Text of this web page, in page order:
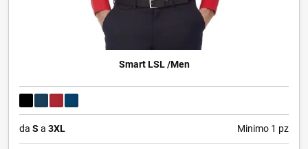
Smart LSL /Men
da S a 3XL Minimo 1 pz